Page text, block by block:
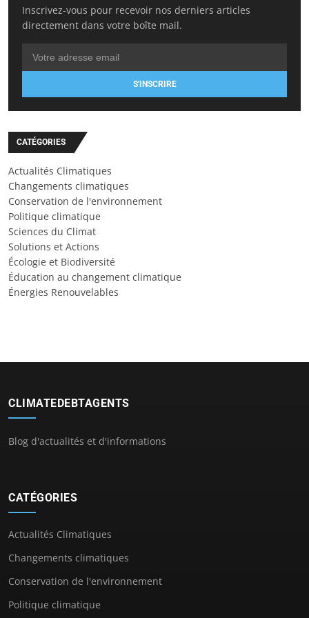
Inscrivez-vous pour recevoir nos derniers articles
directement dans votre boîte mail.
S'INSCRIRE
CATÉGORIES
Actualités Climatiques
Changements climatiques
Conservation de l'environnement
Politique climatique
Sciences du Climat
Solutions et Actions
Écologie et Biodiversité
Éducation au changement climatique
Énergies Renouvelables
CLIMATEDEBTAGENTS
Blog d'actualités et d'informations
CATÉGORIES
Actualités Climatiques
Changements climatiques
Conservation de l'environnement
Politique climatique